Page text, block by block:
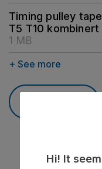
Timing pulley
T5 T10 kombinert
1 MB
+ See more
Hi! It